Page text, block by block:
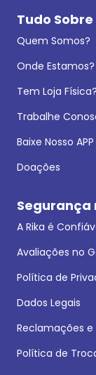
Tudo Sobre
Quem Somos?
Onde Estamos?
Tem Loja Física?
Trabalhe
Baixe Nosso APP
Doações
Segurança
A Rika é
Avaliações no
Política de
Dados Legais
Reclamações e
Política de